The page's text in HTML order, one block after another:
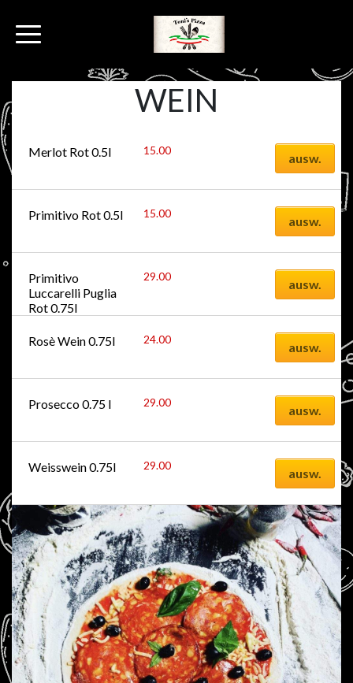
WEIN
Merlot Rot 0.5l 15.00
ausw.
Primitivo Rot 0.5l 15.00
ausw.
Primitivo
Luccarelli Puglia
Rot 0.75l
29.00
ausw.
Rosè Wein 0.75l 24.00
ausw.
Prosecco 0.75 l 29.00
ausw.
Weisswein 0.75l 29.00
ausw.